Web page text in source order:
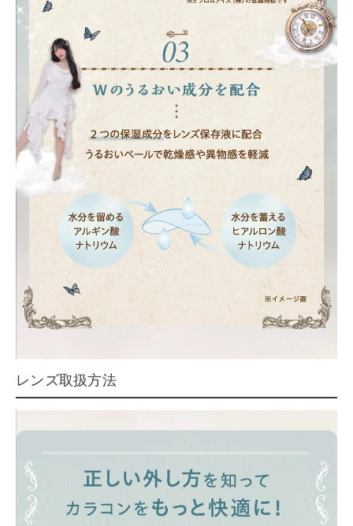
レンズ取扱方法